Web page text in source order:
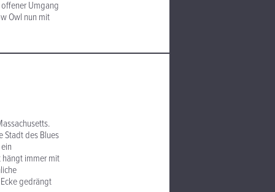
Umgang
Owl nun mit
Stadt des Blues
hängt immer mit
gedrängt